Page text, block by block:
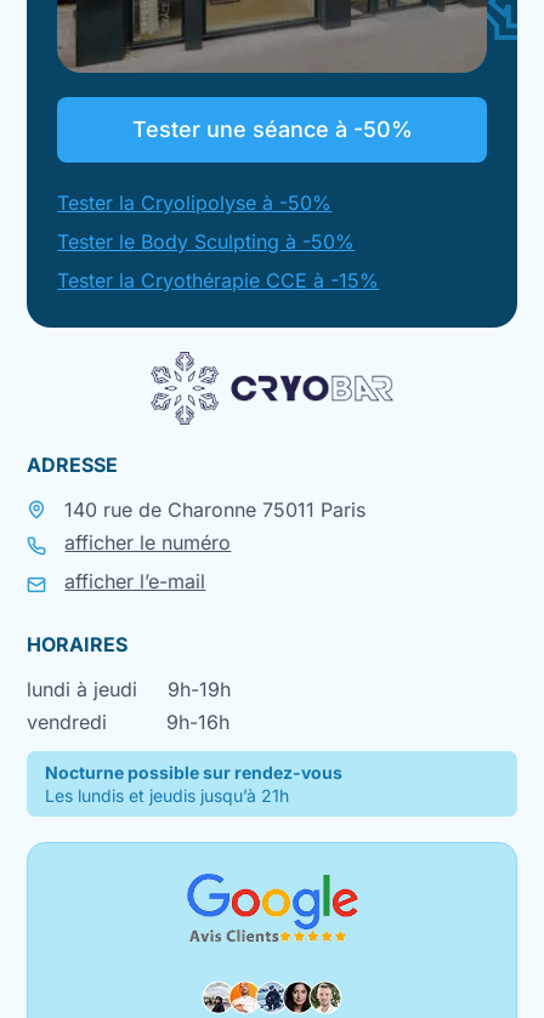
Tester une séance à -50%
Tester la Cryolipolyse à -50%
Tester le Body Sculpting à -50%
Tester la Cryothérapie CCE à -15%
ADRESSE
140 rue de Charonne 75011 Paris
afficher le numéro
afficher l’e-mail
HORAIRES
lundi à jeudi
9h-19h
vendredi
9h-16h
Nocturne possible sur rendez-vous
Les lundis et jeudis jusqu’à 21h